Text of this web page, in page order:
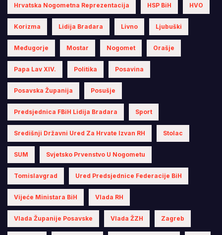
Hrvatska Nogometna Reprezentacija HSP BiH HVO
Korizma Lidija Bradara Livno Ljubuški
Međugorje Mostar Nogomet Orašje
Papa Lav XIV. Politika Posavina
Posavska Županija Posušje
Predsjednica FBiH Lidija Bradara Sport
Središnji Državni Ured Za Hrvate Izvan RH Stolac
SUM Svjetsko Prvenstvo U Nogometu
Tomislavgrad Ured Predsjednice Federacije BiH
Vijeće Ministara BiH Vlada RH
Vlada Županije Posavske Vlada ŽZH Zagreb